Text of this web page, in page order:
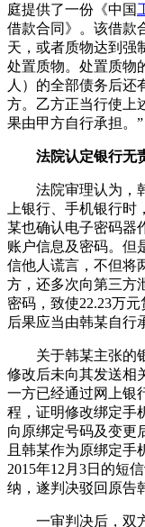
庭提供了一份《中国
借款合同》。该借款
天，或者质物达到强
处置质物。处置质物
人）的全部债务后还
方。乙方正当行使上
果由甲方自行承担。”
法院认定银行无
法院审理认为，韩
上银行、手机银行
某也确认电子密码器
账户信息及密码。但
信他人谎言，不但将
方，还多次向第三方
密码，致使22.23万
后果应当由韩某自行
关于韩某主张的银
修改后未向其发送相
一方已经通过网上银
程，证明修改绑定手
向原绑定号码及变更
且韩某作为原绑定手
2015年12月3日的短
纳，遂判决驳回原告
一审判决后，双方